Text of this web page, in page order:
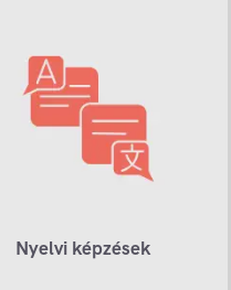
Nyelvi képzések